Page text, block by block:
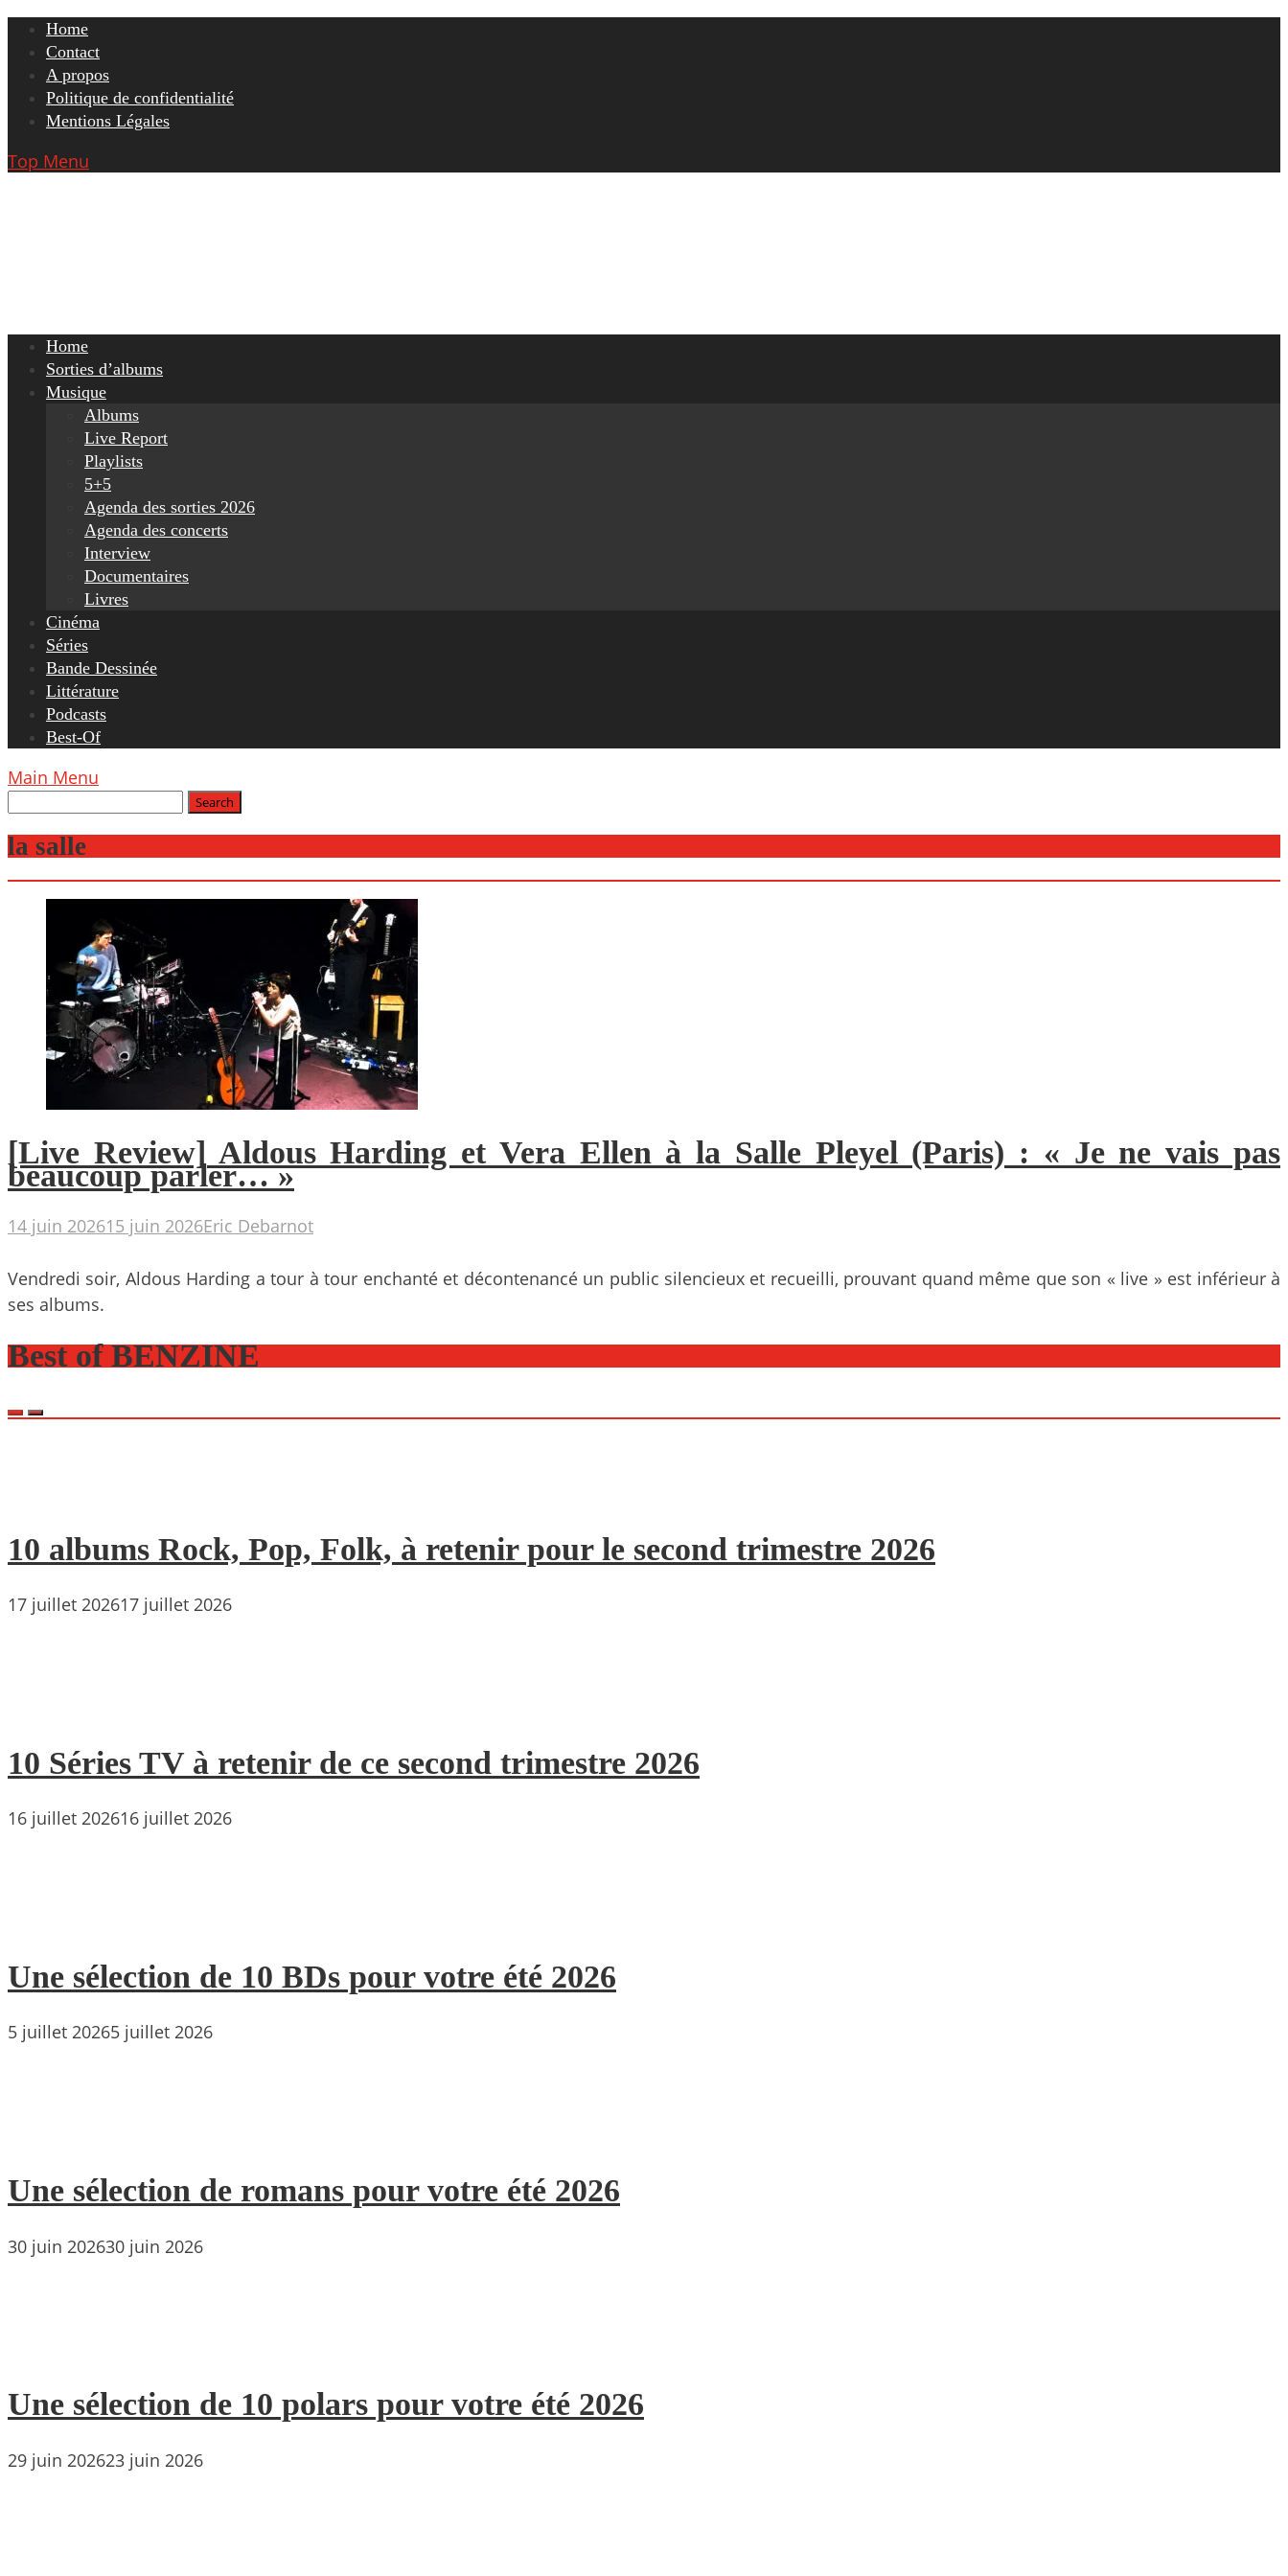
Skip
content
Home
Contact
A propos
Politique de confidentialité
Mentions Légales
Top Menu
Home
Sorties d’albums
Musique
Albums
Live Report
Playlists
5+5
Agenda des sorties 2026
Agenda des concerts
Interview
Documentaires
Livres
Cinéma
Séries
Bande Dessinée
Littérature
Podcasts
Best-Of
Main Menu
la salle
[Live Review] Aldous Harding et Vera Ellen à la Salle Pleyel (Paris) : « Je ne vais pas
beaucoup parler… »
14 juin 202615 juin 2026Eric Debarnot
Vendredi soir, Aldous Harding a tour à tour enchanté et décontenancé un public silencieux et recueilli, prouvant quand même que son « live » est inférieur à
ses albums.
Best of BENZINE
10 albums Rock, Pop, Folk, à retenir pour le second trimestre 2026
17 juillet 202617 juillet 2026
10 Séries TV à retenir de ce second trimestre 2026
16 juillet 202616 juillet 2026
Une sélection de 10 BDs pour votre été 2026
5 juillet 20265 juillet 2026
Une sélection de romans pour votre été 2026
30 juin 202630 juin 2026
Une sélection de 10 polars pour votre été 2026
29 juin 202623 juin 2026